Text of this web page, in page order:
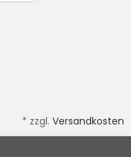
* zzgl. Versandkosten